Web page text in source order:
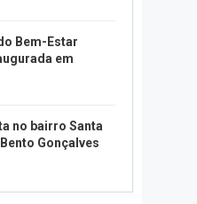
Bem-Estar
em
no bairro Santa
Gonçalves